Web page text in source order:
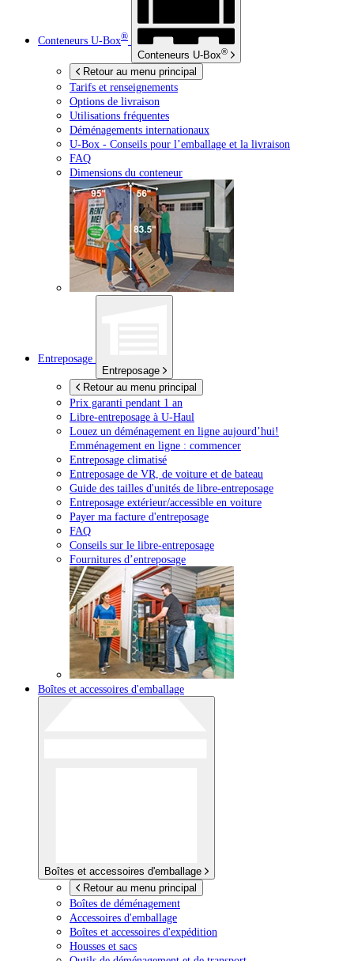
Conteneurs U-Box®
Conteneurs U-Box®
Retour au menu principal
Tarifs et renseignements
Options de livraison
Utilisations fréquentes
Déménagements internationaux
U-Box - Conseils pour l’emballage et la livraison
FAQ
Dimensions du conteneur
Entreposage
Entreposage
Retour au menu principal
Prix garanti pendant 1 an
Libre-entreposage à U-Haul
Louez un déménagement en ligne aujourd’hui!
Emménagement en ligne : commencer
Entreposage climatisé
Entreposage de VR, de voiture et de bateau
Guide des tailles d'unités de libre-entreposage
Entreposage extérieur/accessible en voiture
Payer ma facture d'entreposage
FAQ
Conseils sur le libre-entreposage
Fournitures d’entreposage
Boîtes et accessoires d'emballage
Boîtes et accessoires d'emballage
Retour au menu principal
Boîtes de déménagement
Accessoires d'emballage
Boîtes et accessoires d'expédition
Housses et sacs